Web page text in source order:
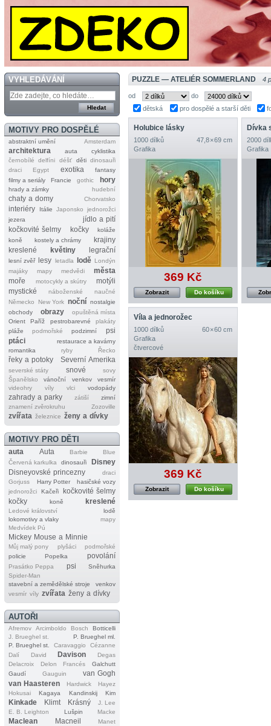
VYHLEDÁVÁNÍ
MOTIVY PRO DOSPĚLÉ
abstraktní umění Amsterdam
architektura auta
cyklistika
černobílé
delfíni déšť děti dinosauři
draci
Egypt exotika
fantasy
filmy a seriály
Francie gothic hory
hrady a zámky hudební
chaty a domy Chorvatsko
interiéry Itálie Japonsko
jednorožci
jezera
jídlo a pití
kočkovité šelmy
kočky
koláže
koně
kostely a chrámy
krajiny
kreslené
květiny legrační
lesní zvěř lesy letadla lodě Londýn
majáky
mapy medvědi
města
moře
motocykly a skútry
motýli
mystické
náboženské
naučné
Německo
New York noční nostalgie
obchody
obrazy
opuštěná místa
Orient
Paříž pestrobarevné
plakáty
pláže
podmořské podzimní
psi
ptáci
restaurace a kavárny
romantika
ryby Řecko
řeky a potoky Severní Amerika
severské státy snové
sovy
Španělsko
vánoční venkov
vesmír
videohry
víly vlci vodopády
zahrady a parky zátiší
zimní
znamení zvěrokruhu
Zozoville
zvířata železnice ženy a dívky
MOTIVY PRO DĚTI
auta Auta Barbie
Blue
Červená karkulka
dinosauři
Disney
Disneyovské princezny
draci
Gorjuss
Harry Potter
hasičské vozy
jednorožci
Kačeři
kočkovité šelmy
kočky
koně kreslené
Ledové království
lodě
lokomotivy a vlaky
mapy
Medvídek Pú
Mickey Mouse a Minnie
Můj malý pony plyšáci
podmořské
policie
Popelka povolání
Prasátko Peppa psi
Sněhurka
Spider‐Man
stavební a zemědělské stroje
venkov
vesmír víly zvířata ženy a dívky
AUTOŘI
Afremov Arcimboldo Bosch
Botticelli
J. Brueghel st.
P. Brueghel ml.
P. Brueghel st.
Caravaggio
Cézanne
Dalí
David Davison
Degas
Delacroix
Delon Francés
Galchutt
Gaudí
Gauguin
van Gogh
van Haasteren
Hardwick
Hayez
Hokusai
Kagaya Kandinskij Kim
Kinkade Klimt Krásný
J. Lee
E. B. Leighton
Lušpin Macke
Maclean Macneil Manet
PUZZLE — ATELIÉR SOMMERLAND 4
od
do
dětská
pro dospělé a starší děti
Holubice lásky
1000 dílků
47,8 × 69 cm
Grafika
369 Kč
Do košíku
Zobrazit
Dívka
2000
Grafika
Víla a jednorožec
1000 dílků
60 × 60 cm
Grafika
čtvercové
369 Kč
Do košíku
Zobrazit